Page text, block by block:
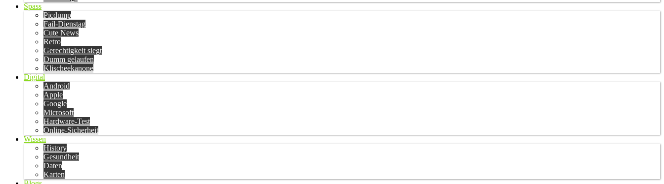
Spass
Picdump
Fail-Dienstag
Cute News
Retro
Gerechtigkeit siegt
Dumm gelaufen
Klischeekanone
Digital
Android
Apple
Google
Microsoft
Hardware-Test
Online-Sicherheit
Wissen
History
Gesundheit
Daten
Karten